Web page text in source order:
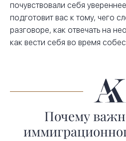
почувствовали себя
подготовит вас к тому, чего
разговоре, как отвечать на
как вести себя во время
Почему